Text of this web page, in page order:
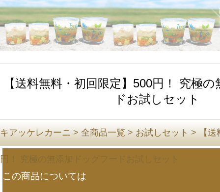
【送料無料・初回限定】500円！ 究極
ドお試しセット
キアッケレカーニ > 全商品一覧 > お試しセット > 【
円！ 究極の無添加ドッグフードお試しセット
この商品については